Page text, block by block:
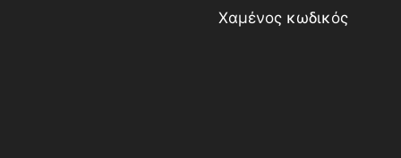
Χαμένος κωδικός